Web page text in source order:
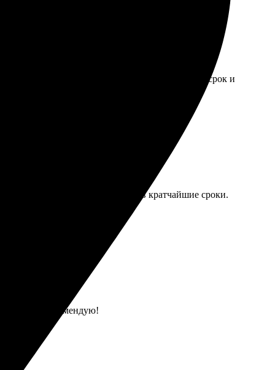
Получила именно то, что хотела. Доставка в срок и
Забрала готовые фото в кратчайшие сроки.
проблем, рекомендую!